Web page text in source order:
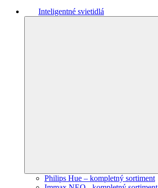
Inteligentné svietidlá
Philips Hue – kompletný sortiment